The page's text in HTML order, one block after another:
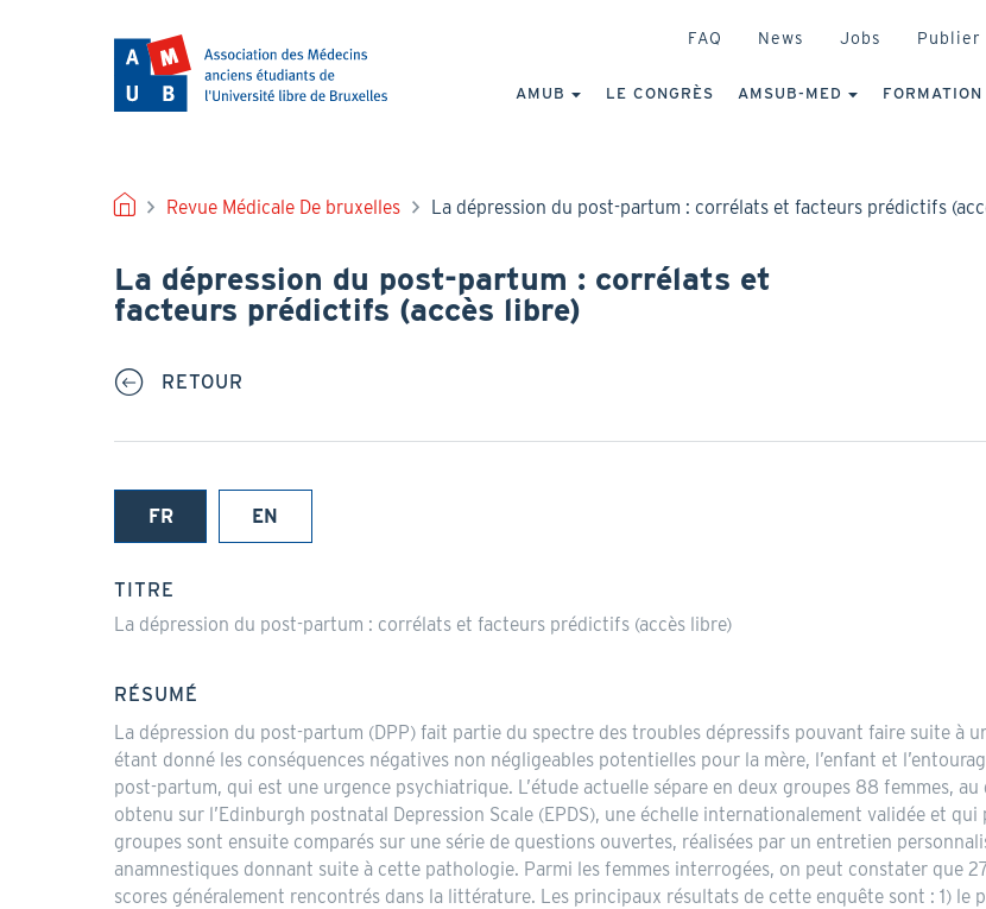
HEADER
FAQ News Jobs
PRINCIPALE
AMUB LE CONGRÈS AMSUB-MED
FIL
D'ARIANE
Revue Médicale De bruxelles La dépression du post-partum : corrélats et facteurs prédictifs
La dépression du post-partum : corrélats et
facteurs prédictifs (accès libre)
RETOUR
FR
(onglet
EN
TITRE
La dépression du post-partum : corrélats et facteurs prédictifs (accès libre)
RÉSUMÉ
La dépression du post-partum (DPP) fait partie du spectre des troubles dépressifs pouvant faire suite à
étant donné les conséquences négatives non négligeables potentielles pour la mère, l’enfant et
post-partum, qui est une urgence psychiatrique. L’étude actuelle sépare en deux groupes 88 femmes,
obtenu sur l’Edinburgh postnatal Depression Scale (EPDS), une échelle internationalement validée et
groupes sont ensuite comparés sur une série de questions ouvertes, réalisées par un entretien
anamnestiques donnant suite à cette pathologie. Parmi les femmes interrogées, on peut constater que
scores généralement rencontrés dans la littérature. Les principaux résultats de cette enquête sont : 1) le